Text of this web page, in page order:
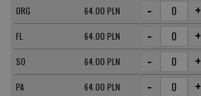
ORG
64.00 PLN - +
FL 64.00 PLN - +
SO 64.00 PLN - +
PA 64.00 PLN - +